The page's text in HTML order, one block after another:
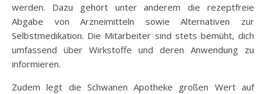
werden. Dazu gehört unter anderem die rezeptfreie
Abgabe von Arzneimitteln sowie Alternativen zur
Selbstmedikation. Die Mitarbeiter sind stets bemüht, dich
umfassend über Wirkstoffe und deren Anwendung zu
informieren.
Zudem legt die Schwanen Apotheke großen Wert auf